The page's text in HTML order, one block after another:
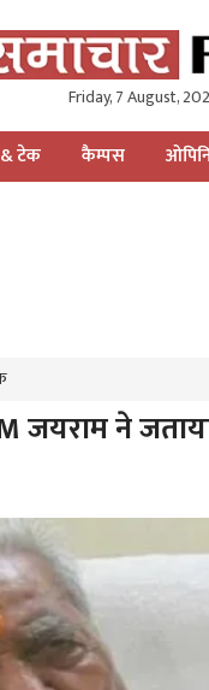
Friday, 7 August,
टेक कैम्पस
जयराम ने